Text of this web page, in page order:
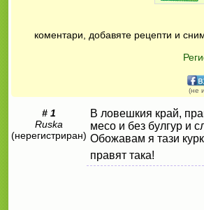
коментари, добавяте рецепти и
(не
# 1
Ruska
(нерегистриран)
В ловешкия край,
месо и без булгур и
Обожавам я тази
правят така!